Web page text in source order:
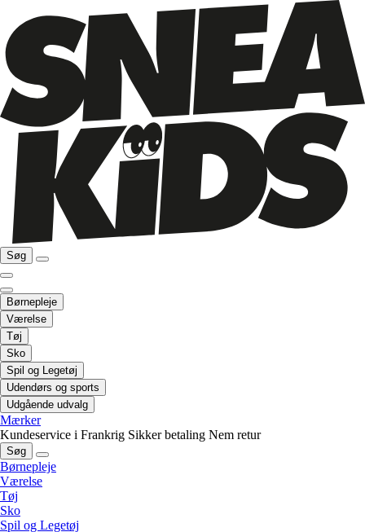
Søg
Børnepleje
Værelse
Tøj
Sko
Spil og Legetøj
Udendørs og sports
Udgående udvalg
Mærker
Kundeservice i Frankrig Sikker betaling Nem retur
Søg
Børnepleje
Værelse
Tøj
Sko
Spil og Legetøj